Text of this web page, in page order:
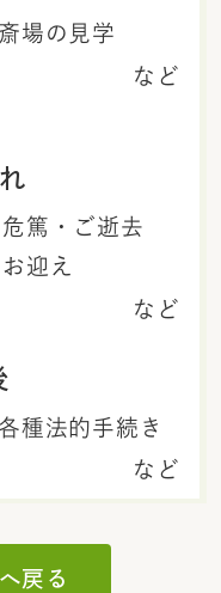
斎場の見学
など
危篤・ご逝去
お迎え
など
各種法的手続き
など
戻る